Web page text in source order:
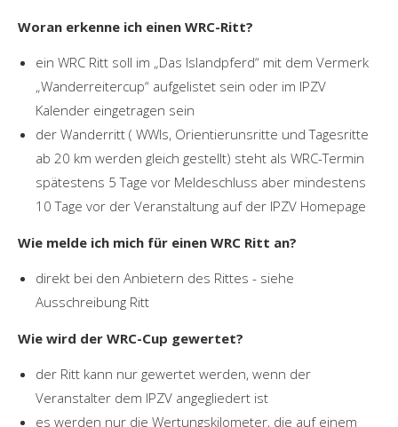
Woran erkenne ich einen WRC-Ritt?
ein WRC Ritt soll im „Das Islandpferd“ mit dem Vermerk
„Wanderreitercup“ aufgelistet sein oder im IPZV
Kalender eingetragen sein
der Wanderritt ( WWIs, Orientierunsritte und Tagesritte
ab 20 km werden gleich gestellt) steht als WRC-Termin
spätestens 5 Tage vor Meldeschluss aber mindestens
10 Tage vor der Veranstaltung auf der IPZV Homepage
Wie melde ich mich für einen WRC Ritt an?
direkt bei den Anbietern des Rittes - siehe
Ausschreibung Ritt
Wie wird der WRC-Cup gewertet?
der Ritt kann nur gewertet werden, wenn der
Veranstalter dem IPZV angegliedert ist
es werden nur die Wertungskilometer, die auf einem